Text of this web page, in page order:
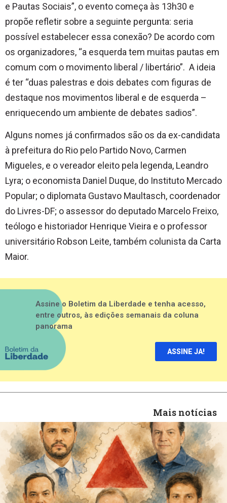
e Pautas Sociais”, o evento começa às 13h30 e
propõe refletir sobre a seguinte pergunta: seria
possível estabelecer essa conexão? De acordo com
os organizadores, “a esquerda tem muitas pautas em
comum com o movimento liberal / libertário”. A ideia
é ter “duas palestras e dois debates com figuras de
destaque nos movimentos liberal e de esquerda –
enriquecendo um ambiente de debates sadios”.
Alguns nomes já confirmados são os da ex-candidata
à prefeitura do Rio pelo Partido Novo, Carmen
Migueles, e o vereador eleito pela legenda, Leandro
Lyra; o economista Daniel Duque, do Instituto Mercado
Popular; o diplomata Gustavo Maultasch, coordenador
do Livres-DF; o assessor do deputado Marcelo Freixo,
teólogo e historiador Henrique Vieira e o professor
universitário Robson Leite, também colunista da Carta
Maior.
Assine o Boletim da Liberdade e tenha acesso,
entre outros, às edições semanais da coluna
panorama
ASSINE JA!
Mais notícias